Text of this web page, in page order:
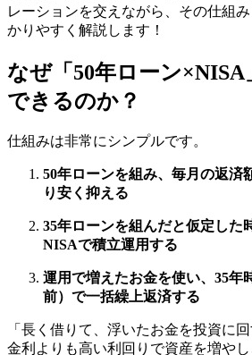
レーションを交えながら、その仕組
かりやすく解説します！
なぜ「50年ローン
できるのか？
仕組みは非常にシンプルです。
50年ローンを組み、毎月の返済
り安く抑える
35年ローンを組んだと仮定した
NISAで積立運用する
運用で増えたお金を使い、35年
前）で一括繰上返済する
「長く借りて、浮いたお金を投資に
金利よりも高い利回りで資産を増や